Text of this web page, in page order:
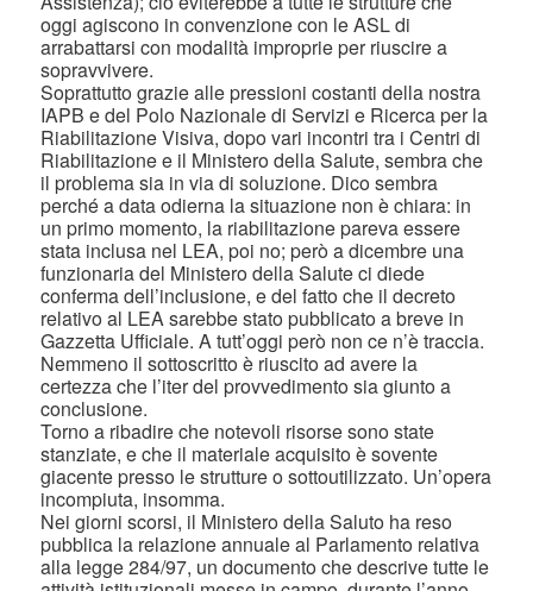
oggi agiscono in convenzione con le ASL di
arrabattarsi con modalità improprie per riuscire a
sopravvivere.
Soprattutto grazie alle pressioni costanti della nostra
IAPB e del Polo Nazionale di Servizi e Ricerca per la
Riabilitazione Visiva, dopo vari incontri tra i Centri di
Riabilitazione e il Ministero della Salute, sembra che
il problema sia in via di soluzione. Dico sembra
perché a data odierna la situazione non è chiara: in
un primo momento, la riabilitazione pareva essere
stata inclusa nel LEA, poi no; però a dicembre una
funzionaria del Ministero della Salute ci diede
conferma dell’inclusione, e del fatto che il decreto
relativo al LEA sarebbe stato pubblicato a breve in
Gazzetta Ufficiale. A tutt’oggi però non ce n’è traccia.
Nemmeno il sottoscritto è riuscito ad avere la
certezza che l’iter del provvedimento sia giunto a
conclusione.
Torno a ribadire che notevoli risorse sono state
stanziate, e che il materiale acquisito è sovente
giacente presso le strutture o sottoutilizzato. Un’opera
incompiuta, insomma.
Nei giorni scorsi, il Ministero della Saluto ha reso
pubblica la relazione annuale al Parlamento relativa
alla legge 284/97, un documento che descrive tutte le